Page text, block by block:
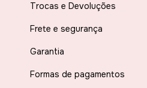
Trocas e Devoluções
Frete e segurança
Garantia
Formas de pagamentos